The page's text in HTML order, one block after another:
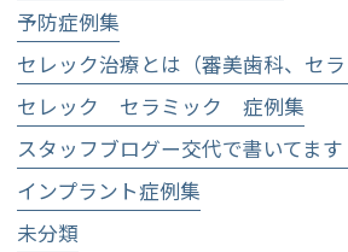
予防症例集
セレック治療とは（審美歯科、セラ
セレック セラミック 症例集
スタッフブログー交代で書いてます
インプラント症例集
未分類